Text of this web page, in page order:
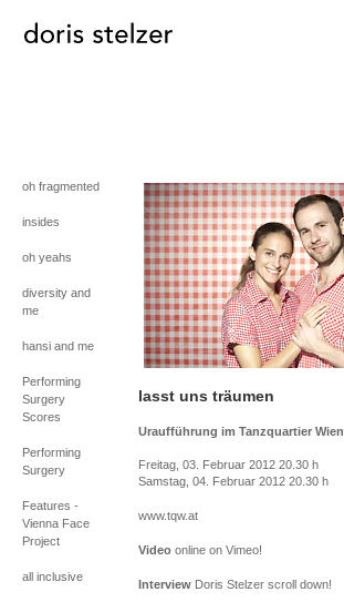
oh fragmented
insides
oh yeahs
diversity and
me
hansi and me
Performing
Surgery
Scores
Performing
Surgery
Features -
Vienna Face
Project
all inclusive
lasst uns träumen
Uraufführung im Tanzquartier Wien
Freitag, 03. Februar 2012 20.30 h
Samstag, 04. Februar 2012 20.30 h
www.tqw.at
Videoonline on Vimeo!
InterviewDoris Stelzer scroll down!